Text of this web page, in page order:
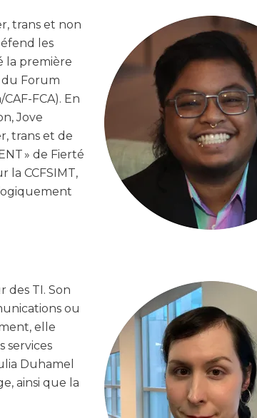
trans et non
les
la première
du Forum
FCA). En
Jove
trans et de
» de Fierté
la CCFSIMT,
des TI. Son
ou
elle
services
Duhamel
ainsi que la